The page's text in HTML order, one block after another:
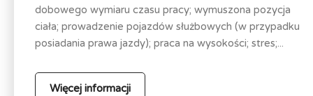
dobowego wymiaru czasu pracy; wymuszona pozycja
ciała; prowadzenie pojazdów służbowych (w przypadku
posiadania prawa jazdy); praca na wysokości; stres;...
Więcej informacji